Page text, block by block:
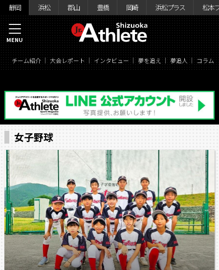
静岡 浜松 郡山 豊橋 岡崎 浜松プラス 松本
チーム紹介 大会レポート インタビュー 夢を追え 夢追人 コラム
MENU
女子野球